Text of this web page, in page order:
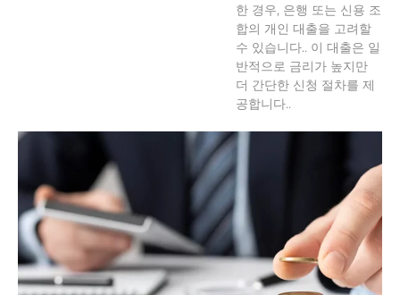
한 경우, 은행 또는 신용 조
합의 개인 대출을 고려할
수 있습니다.. 이 대출은 일
반적으로 금리가 높지만
더 간단한 신청 절차를 제
공합니다..